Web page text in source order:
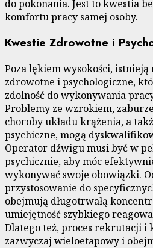
do pokonania. Jest to kwestia
komfortu pracy samej osoby.
Kwestie Zdrowotne i
Poza lękiem wysokości,
zdrowotne i psychologiczne,
zdolność do wykonywania
Problemy ze wzrokiem,
choroby układu krążenia, a
psychiczne, mogą
Operator dźwigu musi być w
psychicznie, aby móc
wykonywać swoje obowiązki.
przystosowanie do
obejmują długotrwałą
umiejętność szybkiego
Dlatego też, proces rekrutacji
zazwyczaj wieloetapowy i